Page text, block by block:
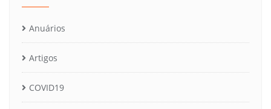
Anuários
Artigos
COVID19